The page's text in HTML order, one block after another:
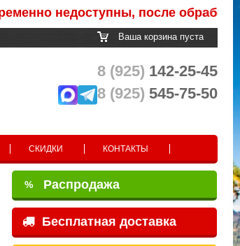
недоступны, после обработки
Ваша корзина пуста
8 (925) 142-25-45
8 (925) 545-75-50
СКИДКИ КОНТАКТЫ
% Распродажа
Бесплатная доставка